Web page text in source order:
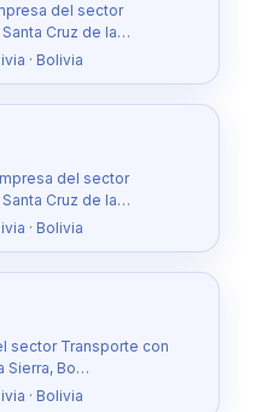
del sector
Cruz de la…
· Bolivia
del sector
Cruz de la…
· Bolivia
sector Transporte con
Sierra, Bo…
· Bolivia